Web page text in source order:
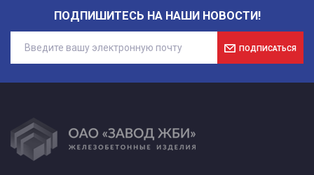
ПОДПИШИТЕСЬ НА НАШИ НОВОСТИ!
ПОДПИСАТЬСЯ